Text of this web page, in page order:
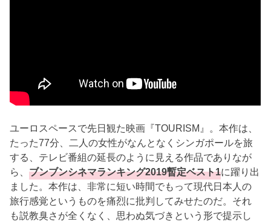
ユーロスペースで先日観た映画『TOURISM』。本作は、
たった77分、二人の女性がなんとなくシンガポールを旅
する、テレビ番組の延長のように見える作品でありなが
ら、ブンブンシネマランキング2019暫定ベスト1に躍り出
ました。本作は、非常に短い時間でもって現代日本人の
旅行感覚というものを痛烈に批判してみせたのだ。それ
も説教臭さが全くなく、思わぬ気づきという形で提示し